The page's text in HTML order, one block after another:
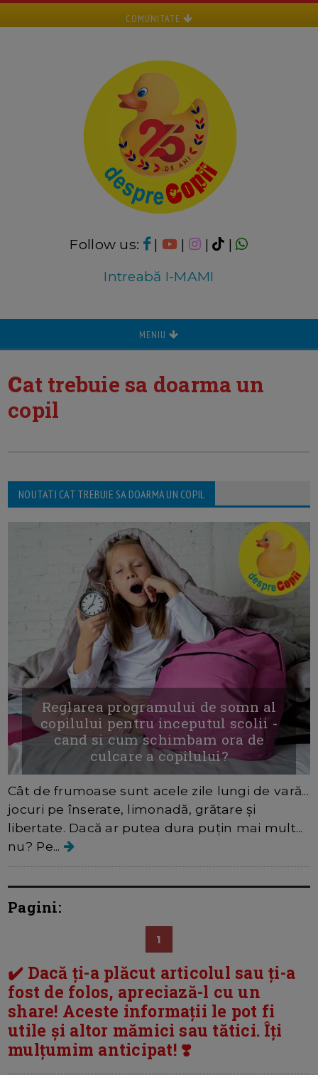
COMUNITATE
Follow us: | | |
|
Intreabă I-MAMI
MENIU
cat trebuie sa doarma un
copil
NOUTATI CAT TREBUIE SA DOARMA UN COPIL
Reglarea programului de somn al
copilului pentru inceputul scolii -
cand si cum schimbam ora de
culcare a copilului?
Cât de frumoase sunt acele zile lungi de vară...
jocuri pe înserate, limonadă, grătare și
libertate. Dacă ar putea dura puțin mai mult...
nu? Pe...
Pagini:
1
✔️ Dacă ți-a plăcut articolul sau ți-a
fost de folos, apreciază-l cu un
share! Aceste informații le pot fi
utile și altor mămici sau tătici. Îți
mulțumim anticipat! ❣️